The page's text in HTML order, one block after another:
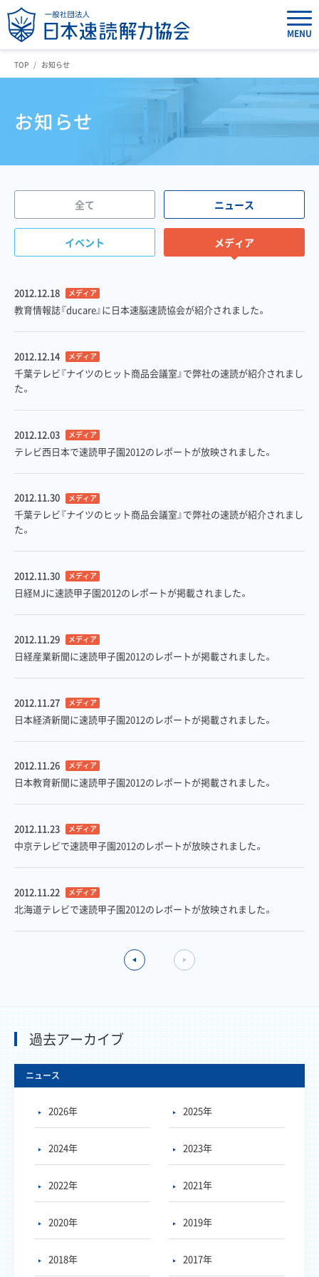
MENU
TOP お知らせ
お知らせ
全て ニュース
イベント メディア
2012.12.18 メディア
教育情報誌『ducare』に日本速脳速読協会が紹介されました。
2012.12.14 メディア
千葉テレビ『ナイツのヒット商品会議室』で弊社の速読が紹介されまし
た。
2012.12.03 メディア
テレビ西日本で速読甲子園2012のレポートが放映されました。
2012.11.30 メディア
千葉テレビ『ナイツのヒット商品会議室』で弊社の速読が紹介されまし
た。
2012.11.30 メディア
日経MJに速読甲子園2012のレポートが掲載されました。
2012.11.29 メディア
日経産業新聞に速読甲子園2012のレポートが掲載されました。
2012.11.27 メディア
日本経済新聞に速読甲子園2012のレポートが掲載されました。
2012.11.26 メディア
日本教育新聞に速読甲子園2012のレポートが掲載されました。
2012.11.23 メディア
中京テレビで速読甲子園2012のレポートが放映されました。
2012.11.22 メディア
北海道テレビで速読甲子園2012のレポートが放映されました。
過去アーカイブ
ニュース
2026年 2025年
2024年 2023年
2022年 2021年
2020年 2019年
2018年 2017年